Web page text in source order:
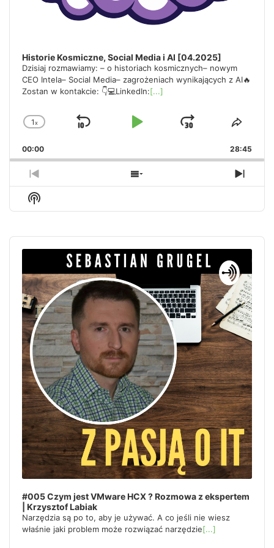
Historie Kosmiczne, Social Media i AI [04.2025]
Dzisiaj rozmawiamy: – o historiach kosmicznych– nowym
CEO Intela– Social Media– zagrożeniach wynikających z AI🔥
Zostan w kontakcie: 👇💻LinkedIn:[...]
Change
Rate
1x
Skip
Play
Jump
Forward
Share
00:00 28:45
Previous
Episode
Show
Episodes
Next
Show
Podcast
Audio
Player
#005 Czym jest VMware HCX ? Rozmowa z ekspertem
| Krzysztof Labiak
Narzędzia są po to, aby je używać. A co jeśli nie wiesz
właśnie jaki problem może rozwiązać narzędzie[...]